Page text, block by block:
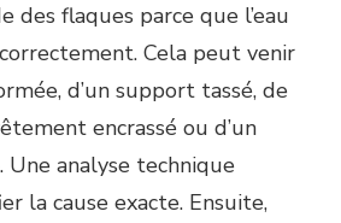
des flaques parce que l’eau
Cela peut venir
d’un support tassé, de
encrassé ou d’un
Une analyse technique
la cause exacte. Ensuite,